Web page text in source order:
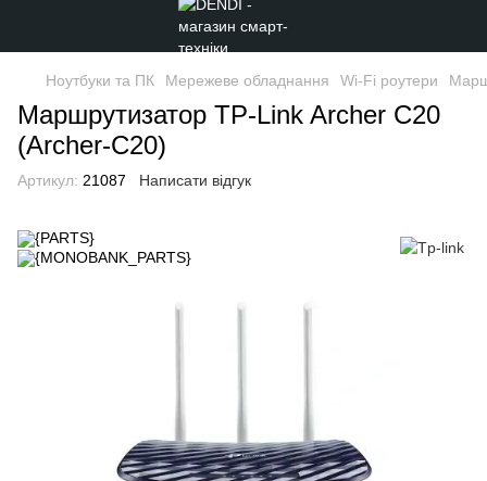
Ноутбуки та ПК Мережеве обладнання Wi-Fi роутери
Маршрутизатор TP-Link Archer C20
(Archer-C20)
Артикул: 21087 Написати відгук